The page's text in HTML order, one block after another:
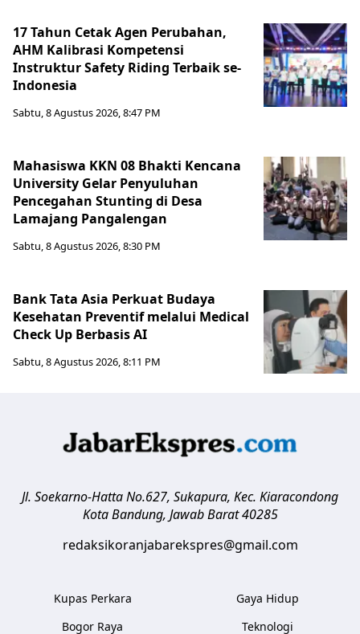
17 Tahun Cetak Agen Perubahan,
AHM Kalibrasi Kompetensi
Instruktur Safety Riding Terbaik se-
Indonesia
Sabtu, 8 Agustus 2026, 8:47 PM
Mahasiswa KKN 08 Bhakti Kencana
University Gelar Penyuluhan
Pencegahan Stunting di Desa
Lamajang Pangalengan
Sabtu, 8 Agustus 2026, 8:30 PM
Bank Tata Asia Perkuat Budaya
Kesehatan Preventif melalui Medical
Check Up Berbasis AI
Sabtu, 8 Agustus 2026, 8:11 PM
Jl. Soekarno-Hatta No.627, Sukapura, Kec. Kiaracondong
Kota Bandung, Jawab Barat 40285
redaksikoranjabarekspres@gmail.com
Kupas Perkara
Bogor Raya
Gaya Hidup
Teknologi